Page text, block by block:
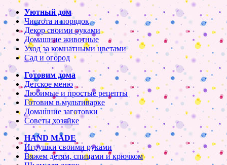
Уютный дом
Чистота и порядок
Декор своими руками
Домашние животные
Уход за комнатными цветами
Сад и огород
Готовим дома
Детское меню
Любимые и простые рецепты
Готовим в мультиварке
Домашние заготовки
Советы хозяйке
HAND MADE
Игрушки своими руками
Вяжем детям, спицами и крючком